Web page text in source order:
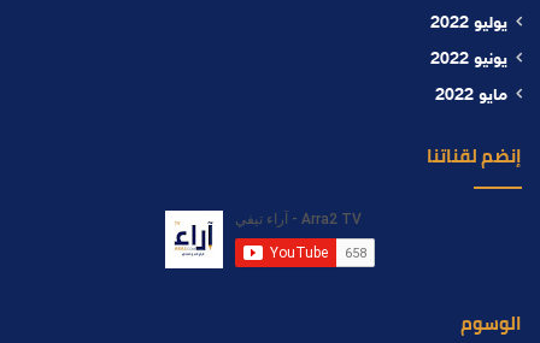
يوليو 2022
يونيو 2022
مايو 2022
إنضم لقناتنا
الوسوم